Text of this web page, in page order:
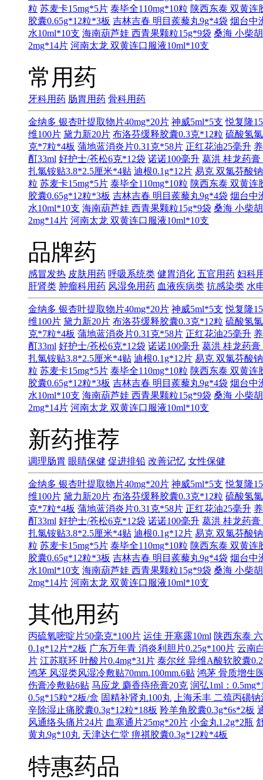
粒 苏麦卡15mg*5片 泰毕全110mg*10粒 陕西东泰 双黄连
胶囊0.65g*12粒*3板 吉林吉春 明目蒺藜丸9g*4袋 烟台中
水10ml*10支 海南葫芦娃 西青果颗粒15g*9袋 桑海 小柴
2mg*14片 河南太龙 双黄连口服液10ml*10支
常用药
牙科用药 肠胃用药 骨科用药
金纳多 银杏叶提取物片40mg*20片 神威5ml*5支 悦复隆
维100片 黛力新20片 布洛芬缓释胶囊0.3克*12粒 硫酸氢
克*7粒*4板 蒲地蓝消炎片0.31克*58片 正红花油25毫升
酊33ml 好护士/苍松6克*12袋 诺诺100毫升 葛洪 桂龙药膏
扎氯铵贴3.8*2.5厘米*4贴 迪根0.1g*12片 易克 双氯芬酸
粒 苏麦卡15mg*5片 泰毕全110mg*10粒 陕西东泰 双黄连
胶囊0.65g*12粒*3板 吉林吉春 明目蒺藜丸9g*4袋 烟台中
水10ml*10支 海南葫芦娃 西青果颗粒15g*9袋 桑海 小柴
2mg*14片 河南太龙 双黄连口服液10ml*10支
品牌药
感冒发热 皮肤用药 呼吸系统类 健胃消化 五官用药 妇科
肝肾类 肿瘤科用药 风湿免用药 血液疾病类 抗感染类 水
金纳多 银杏叶提取物片40mg*20片 神威5ml*5支 悦复隆
维100片 黛力新20片 布洛芬缓释胶囊0.3克*12粒 硫酸氢
克*7粒*4板 蒲地蓝消炎片0.31克*58片 正红花油25毫升
酊33ml 好护士/苍松6克*12袋 诺诺100毫升 葛洪 桂龙药膏
扎氯铵贴3.8*2.5厘米*4贴 迪根0.1g*12片 易克 双氯芬酸
粒 苏麦卡15mg*5片 泰毕全110mg*10粒 陕西东泰 双黄连
胶囊0.65g*12粒*3板 吉林吉春 明目蒺藜丸9g*4袋 烟台中
水10ml*10支 海南葫芦娃 西青果颗粒15g*9袋 桑海 小柴
2mg*14片 河南太龙 双黄连口服液10ml*10支
新药推荐
调理肠胃 眼睛保健 促进排铅 改善记忆 女性保健
金纳多 银杏叶提取物片40mg*20片 神威5ml*5支 悦复隆
维100片 黛力新20片 布洛芬缓释胶囊0.3克*12粒 硫酸氢
克*7粒*4板 蒲地蓝消炎片0.31克*58片 正红花油25毫升
酊33ml 好护士/苍松6克*12袋 诺诺100毫升 葛洪 桂龙药膏
扎氯铵贴3.8*2.5厘米*4贴 迪根0.1g*12片 易克 双氯芬酸
粒 苏麦卡15mg*5片 泰毕全110mg*10粒 陕西东泰 双黄连
胶囊0.65g*12粒*3板 吉林吉春 明目蒺藜丸9g*4袋 烟台中
水10ml*10支 海南葫芦娃 西青果颗粒15g*9袋 桑海 小柴
2mg*14片 河南太龙 双黄连口服液10ml*10支
其他用药
丙硫氧嘧啶片50毫克*100片 运佳 开塞露10ml 陕西东泰
0.1g*12片*2板 广东万年青 消炎利胆片0.25g*100片 云南
片 江苏联环 叶酸片0.4mg*31片 泰尔丝 异维A酸软胶囊
鸿茅 风湿类风湿冷敷贴70mm.100mm.6贴 鸿茅 骨质增生
伤膏冷敷贴6贴 马应龙 麝香痔疮膏20克 润弘1ml：
0.5g*15粒*2板/盒 固精补肾丸100丸
上海禾丰 二巯丙磺
辛除湿止痛胶囊0.3g*12粒*18板 羚羊角胶囊0.3g*6s*2板
风通络头痛片24片 血塞通片25mg*20片 小金丸1.2g*2瓶
黄丸9g*10丸 天津达仁堂 痹祺胶囊0.3g*12粒*4板
特惠药品